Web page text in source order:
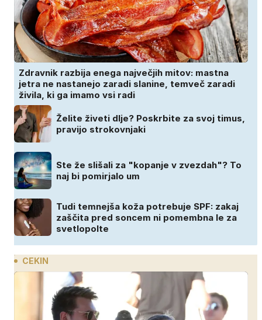
Zdravnik razbija enega največjih mitov: mastna
jetra ne nastanejo zaradi slanine, temveč zaradi
živila, ki ga imamo vsi radi
Želite živeti dlje? Poskrbite za svoj timus,
pravijo strokovnjaki
Ste že slišali za "kopanje v zvezdah"? To
naj bi pomirjalo um
Tudi temnejša koža potrebuje SPF: zakaj
zaščita pred soncem ni pomembna le za
svetlopolte
CEKIN